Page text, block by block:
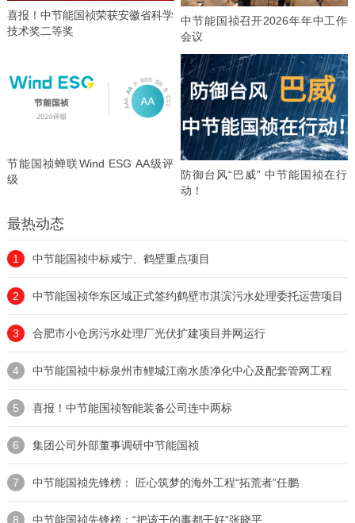
喜报！中节能国祯荣获安徽省科学
技术奖二等奖
中节能国祯召开2026年年中工作
会议
节能国祯蝉联Wind ESG AA级评
级
防御台风“巴威” 中节能国祯在行
动！
最热动态
1 中节能国祯中标咸宁、鹤壁重点项目
2 中节能国祯华东区域正式签约鹤壁市淇滨污水处理委托运营项目
3 合肥市小仓房污水处理厂光伏扩建项目并网运行
4 中节能国祯中标泉州市鲤城江南水质净化中心及配套管网工程
5 喜报！中节能国祯智能装备公司连中两标
6 集团公司外部董事调研中节能国祯
7 中节能国祯先锋榜： 匠心筑梦的海外工程“拓荒者”任鹏
8 中节能国祯先锋榜：“把该干的事都干好”张晓平